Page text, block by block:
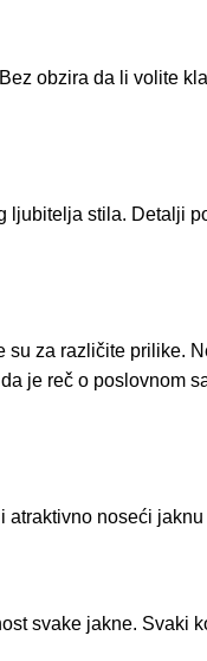
obzira da li volite
stila. Detalji
za različite prilike.
je reč o poslovnom
noseći
svake jakne. Svaki